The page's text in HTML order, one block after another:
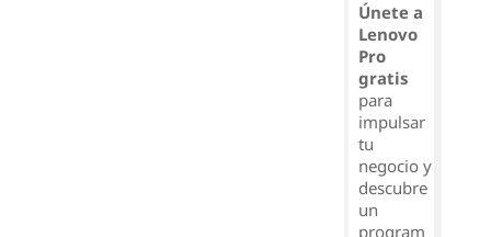
Únete a
Lenovo
Pro
gratis
para
impulsar
tu
negocio y
descubre
un
program